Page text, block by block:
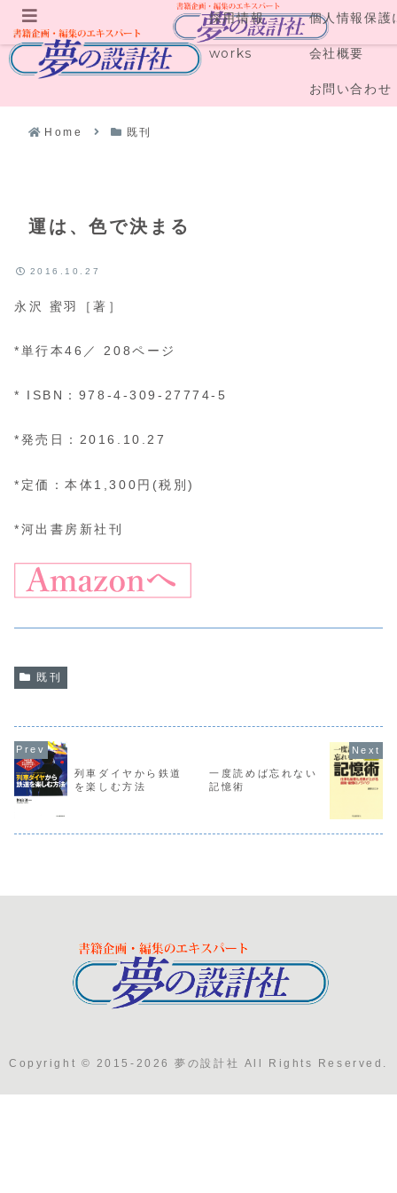
採用情報 個人情報保護
works 会社概要
お問い合わせ
Home 既刊
運は、色で決まる
2016.10.27
永沢 蜜羽［著］
*単行本46／ 208ページ
* ISBN：978-4-309-27774-5
*発売日：2016.10.27
*定価：本体1,300円(税別)
*河出書房新社刊
既刊
列車ダイヤから鉄道
を楽しむ方法
一度読めば忘れない
記憶術
Copyright © 2015-2026 夢の設計社 All Rights Reserved.
メニュー